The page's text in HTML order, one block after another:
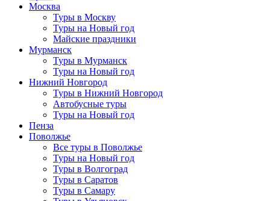
Москва
Туры в Москву
Туры на Новый год
Майские праздники
Мурманск
Туры в Мурманск
Туры на Новый год
Нижний Новгород
Туры в Нижний Новгород
Автобусные туры
Туры на Новый год
Пенза
Поволжье
Все туры в Поволжье
Туры на Новый год
Туры в Волгоград
Туры в Саратов
Туры в Самару